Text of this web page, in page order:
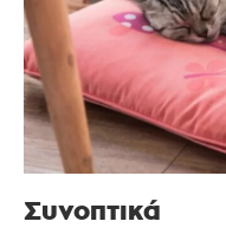
Συνοπτικά